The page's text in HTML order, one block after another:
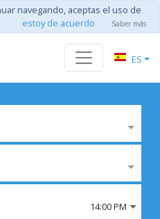
navegando, aceptas el uso de
estoy de acuerdo Saber más
ES
14:00 PM